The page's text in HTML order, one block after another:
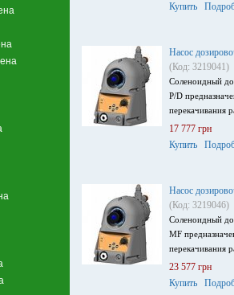
Купить
Насос
(Код: 3219041)
Соленоидный
P/D
перекачивания
17 777 грн
Купить
Насос
(Код: 3219046)
Соленоидный
MF
перекачивания
23 577 грн
Купить